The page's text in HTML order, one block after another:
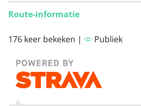
Route-informatie
176 keer bekeken | Publiek